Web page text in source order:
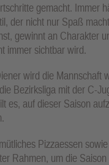
gemacht. Immer
der nicht nur Spaß
gewinnt an Charakter
immer sichtbar wird.
wird die Mannschaft
Bezirksliga mit der C-
es, auf dieser Saison
Pizzaessen
Rahmen, um die Saison